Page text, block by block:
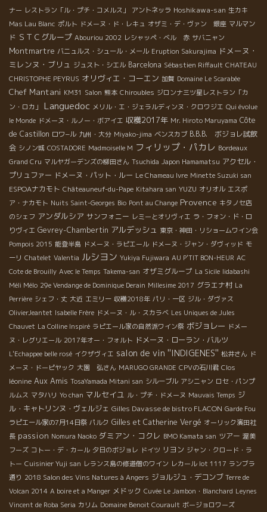
recommandé par le directeur, c’est « Reviens Gamay » de
Sylvain BOCK à Ardèche dans le Rhône Sud!! Le gamay plein
du soleil à Rhône Sud donne une […]
ナー レストラン「ル・プチ・コメルス」 アントネッラ Hoshikawa-san 生カキ
Mas Lau Blanc ポルト ドメーヌ・ド・レキュ オザミ・デ・ヴァン 銀座 マルマン
ド ＳＴＣグループ Abouriou 2002 レシャッペ・ベル 赤 サバニャン
Montmartre バニュルス・シュール・メール Eruption Sakurajima ドメーヌ・
ミレンヌ・ブリュ ジュスト・シエル Barcelona Sébastien Riffault CHATEAU
CHRISTOPHE PEYRUS オリヴィエ・コーエン 加賀 Domaine Le Scarabée
Chef Mantani KM31 Salon 熊本 Chiroubles ジロンナ三ツ星レストラン「カ
ン・ロカ」
Languedoc メリル・エ・ジェラルディンヌ・クロワジエ Qui évolue
le Monde ドメーヌ・ルノー・ボアイエ 収穫2017年 Mr. Hiroto Maruyama Côte
de Castillon ロワ−ル 九州・大分 Miyako-jima ベンスカブ B.B.B. ボジョレ試飲
会 シノン城 COSTADORE Madmoiselle M フィリップ・パカレ Bordeaux
Grand Cru マルヤガーデンズの柳田さん Tsuchida Japon Hamamatsu アクセル・
プリュファー ドメーヌ・パット・ルー Le Chameau Ivre Minette Suzuki san
ESPOAナカモト Châteauneuf-du-Pape Kitahara san YUZU オリオル エスポ
ア・ナカモト Nuits Saint-Georges Bio Pont au Change Provence キタノセ店
のシェフ アンダルシア サンフォニー レミーとオリヴィエ ラ・フォン・ド・ロ
りヴィエ Gevrey-Chambertin アルデッシュ 東京・神田・リショームワイン会
Pompois 2015 能登半島 ドメーヌ・ラピエール ドメーヌ・ジャン・ダヴィッド モ
ーリ Chatelet Valentia ルシヨン Yukiya Fujiwara AU P'TIT BON-HEUR AC
Cote de Brouilly Avec le Temps Takema-san オザミグループ La Sicile Iidabashi
Méli Mélo 29e Vendange de Dominique Derain Millesime 2017 グラエナ村 La
Perrière シェフ・丈 大近 エミリー 収穫2018年 パリ・一区 ジル・ダヴァス
OlivierJeantet Isabelle Frère ドメーヌ・ル・スカラベ Les Uniques de Jules
Chauvet La Colline Inspiré ラピエール家の自然派ワイン祭 ボジョレー ドメー
ヌ・レグリエール 2017年オー・フォルト ドメーヌ・ローラン・バルツ
L'Echappee belle rosé イクザヴィエ salon de vin ''INDIGENES'' 松井さん ド
メーヌ・ドーピヤック 大園 弘さん MARUGO GRANDE CPVの石川君 Clos
léonine Aux Amis TosaYamada Mitani san シルーブル アシニャン ロセ・パンプ
ルムス マタハリ Yo chan マルセイユ ル・プチ・ドメーヌ Mauvais Temps ジ
ル・キャトリンヌ・ヴェルジェ Gilles Davasse de bistro FLACON Garde Fou
ラピエール家の7月14日祭 パルク Gilles et Catherine Vergé オーリック濱田社
長 passion Nomura Naoko ダミアン・コクレ BMO Kamata san ツアー 渥美
フーズ コトー・デ・カール 夕日のボジョレ ドイツ リヨン ジャン・クロード・ラ
トー Cuisinier Yuji san レランス島の修道僧のワイン レカール lot 1117 ランブラ
通り 2018 Salon des Vins Natures à Angers ジョルジュ・デコンブ Terre de
Volcan 2014 A boire et a Manger メドック Cuvée Le Jambon・Blanchard Leynes
Vincent de Roba Seria カリム Domaine Benoit Courault ボージョロワーズ